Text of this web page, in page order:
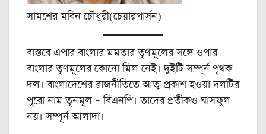
সামশের মবিন চৌধুরী(চেয়ারপার্সন)
বাস্তবে এপার বাংলার মমতার তৃণমূলের সঙ্গে ওপার
বাংলার তৃণমূলের কোনো মিল নেই। দুইটি সম্পূর্ন পৃথক
দল। বাংলাদেশের রাজনীতিতে আত্ম প্রকাশ হওয়া দলটির
পুরো নাম তৃনমূল – বিএনপি। তাদের প্রতীকও ঘাসফুল
নয়। সম্পূর্ন আলাদা।